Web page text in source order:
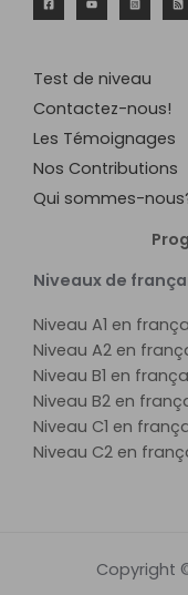
Test de niveau
Contactez-nous!
Les Témoignages
Nos Contributions
Qui sommes-
Niveaux de
Niveau A1 en
Niveau A2 en
Niveau B1 en
Niveau B2 en
Niveau C1 en
Niveau C2 en
Copyright